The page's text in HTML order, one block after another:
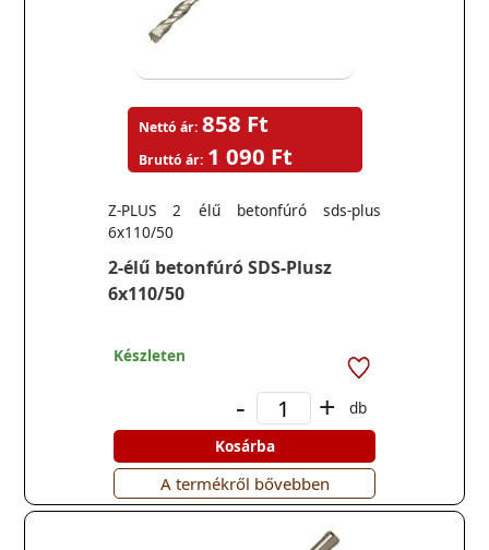
2-élű betonfúró SDS-Plusz
6x110/50
Z-PLUS 2 élű betonfúró sds-plus
6x110/50
Nettó ár: 858 Ft
Bruttó ár: 1 090 Ft
Készleten
- +
db
Kosárba
A termékről bővebben